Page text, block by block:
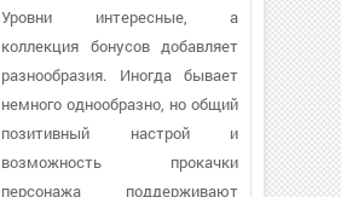
Уровни интересные, а
коллекция бонусов добавляет
разнообразия. Иногда бывает
немного однообразно, но общий
позитивный настрой и
возможность прокачки
персонажа поддерживают